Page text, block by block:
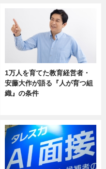
1万人を育てた教育経営者・
安藤大作が語る『人が育つ組
織』の条件